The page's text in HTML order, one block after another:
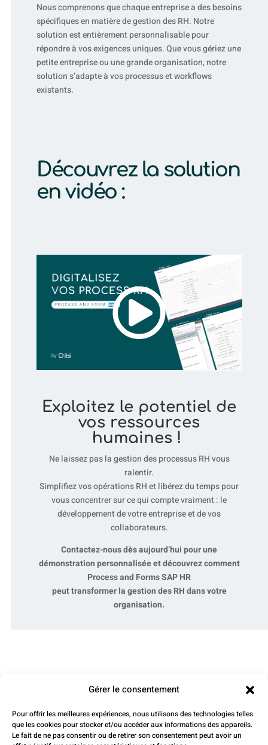
Gérer le consentement
Pour offrir les meilleures expériences, nous utilisons des technologies telles
que les cookies pour stocker et/ou accéder aux informations des appareils.
Le fait de ne pas consentir ou de retirer son consentement peut avoir un
Nous comprenons que chaque entreprise a des besoins
spécifiques en matière de gestion des RH. Notre
solution est entièrement personnalisable pour
répondre à vos exigences uniques. Que vous gériez une
petite entreprise ou une grande organisation, notre
solution s’adapte à vos processus et workflows
existants.
Découvrez la solution
en vidéo :
Exploitez le potentiel de
vos ressources
humaines !
Ne laissez pas la gestion des processus RH vous
ralentir.
Simplifiez vos opérations RH et libérez du temps pour
vous concentrer sur ce qui compte vraiment : le
développement de votre entreprise et de vos
collaborateurs.
Contactez-nous dès aujourd’hui pour une
démonstration personnalisée et découvrez comment
Process and Forms SAP HR
peut transformer la gestion des RH dans votre
organisation.
Une démo ?
CONTACTEZ-NOUS